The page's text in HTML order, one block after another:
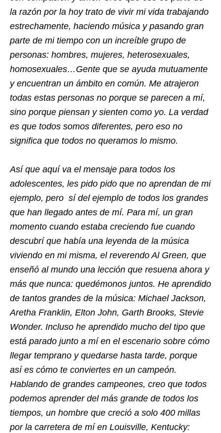
la razón por la hoy trato de vivir mi vida trabajando
estrechamente, haciendo música y pasando gran
parte de mi tiempo con un increíble grupo de
personas: hombres, mujeres, heterosexuales,
homosexuales…Gente que se ayuda mutuamente
y encuentran un ámbito en común. Me atrajeron
todas estas personas no porque se parecen a mí,
sino porque piensan y sienten como yo. La verdad
es que todos somos diferentes, pero eso no
significa que todos no queramos lo mismo.
Así que aquí va el mensaje para todos los
adolescentes, les pido pido que no aprendan de mi
ejemplo, pero sí del ejemplo de todos los grandes
que han llegado antes de mí. Para mí, un gran
momento cuando estaba creciendo fue cuando
descubrí que había una leyenda de la música
viviendo en mi misma, el reverendo Al Green, que
enseñó al mundo una lección que resuena ahora y
más que nunca: quedémonos juntos. He aprendido
de tantos grandes de la música: Michael Jackson,
Aretha Franklin, Elton John, Garth Brooks, Stevie
Wonder. Incluso he aprendido mucho del tipo que
está parado junto a mí en el escenario sobre cómo
llegar temprano y quedarse hasta tarde, porque
así es cómo te conviertes en un campeón.
Hablando de grandes campeones, creo que todos
podemos aprender del más grande de todos los
tiempos, un hombre que creció a solo 400 millas
por la carretera de mí en Louisville, Kentucky: